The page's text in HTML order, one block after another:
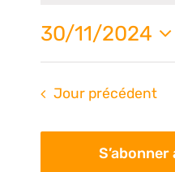
30/11/2024
Sélectionnez
date.
Jour précédent